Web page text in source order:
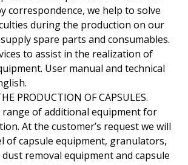
correspondence, we help to solve
during the production on our
spare parts and consumables.
to assist in the realization of
User manual and technical
PRODUCTION OF CAPSULES.
range of additional equipment for
At the customer’s request we will
of capsule equipment, granulators,
removal equipment and capsule
El mezclador en forma de V
50 y la prensa mecánica para
esperando.
Tsibulsky
Comprobando el estado de la
. El envío ya está en el almacén